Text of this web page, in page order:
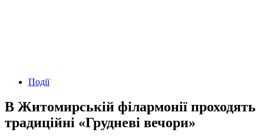
Події
В Житомирській філармонії проходять
традиційні «Грудневі вечори»